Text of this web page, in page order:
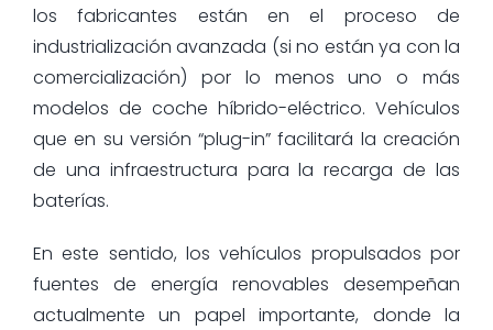
los fabricantes están en el proceso de
industrialización avanzada (si no están ya con la
comercialización) por lo menos uno o más
modelos de coche híbrido-eléctrico. Vehículos
que en su versión “plug-in” facilitará la creación
de una infraestructura para la recarga de las
baterías.
En este sentido, los vehículos propulsados por
fuentes de energía renovables desempeñan
actualmente un papel importante, donde la